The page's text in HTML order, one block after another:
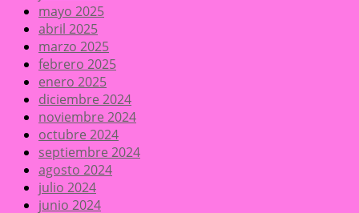
mayo 2025
abril 2025
marzo 2025
febrero 2025
enero 2025
diciembre 2024
noviembre 2024
octubre 2024
septiembre 2024
agosto 2024
julio 2024
junio 2024